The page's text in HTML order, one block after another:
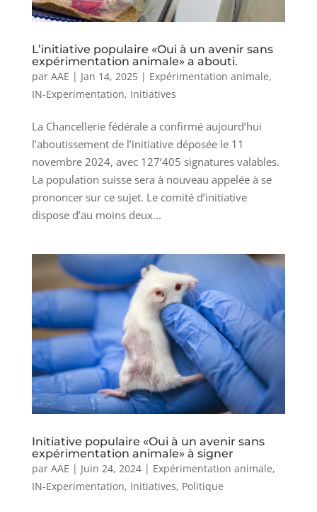
L’initiative populaire «Oui à un avenir sans
expérimentation animale» a abouti.
par AAE | Jan 14, 2025| Expérimentation animale,
IN-Experimentation, Initiatives
La Chancellerie fédérale a confirmé aujourd’hui
l’aboutissement de l’initiative déposée le 11
novembre 2024, avec 127’405 signatures valables.
La population suisse sera à nouveau appelée à se
prononcer sur ce sujet. Le comité d’initiative
dispose d’au moins deux...
Initiative populaire «Oui à un avenir sans
expérimentation animale» à signer
par AAE | Juin 24, 2024| Expérimentation animale,
IN-Experimentation, Initiatives, Politique